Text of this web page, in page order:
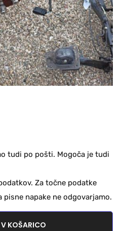
tudi po pošti. Mogoča je tudi
Za točne podatke
napake ne odgovarjamo.
KOŠARICO